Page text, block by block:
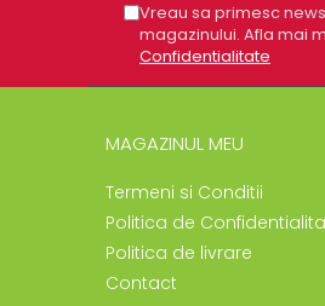
Vreau sa primesc
magazinului. Afla mai
Confidentialitate
MAGAZINUL MEU
Termeni si Conditii
Politica de
Politica de livrare
Contact